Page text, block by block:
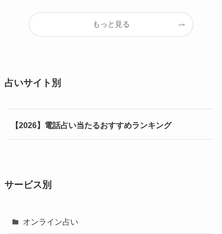
もっと見る
占いサイト別
【2026】電話占い当たるおすすめランキング
サービス別
オンライン占い